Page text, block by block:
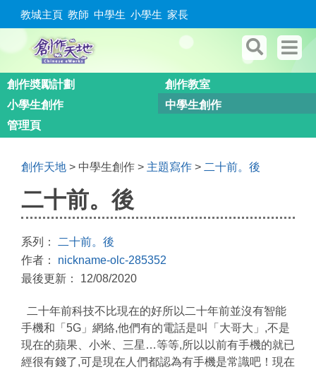
教城主頁 教師 中學生 小學生 家長
創作奬勵計劃
創作教室
小學生創作
中學生創作
管理頁
創作天地 > 中學生創作 > 主題寫作 > 二十前。後
二十前。後
系列：
二十前。後
作者： nickname-olc-285352
最後更新： 12/08/2020
二十年前科技不比現在的好所以二十年前並沒有智能
手機和「5G」網絡,他們有的電話是叫「大哥大」,不是
現在的蘋果、小米、三星…等等,所以以前有手機的就已
經很有錢了,可是現在人們都認為有手機是常識吧！現在